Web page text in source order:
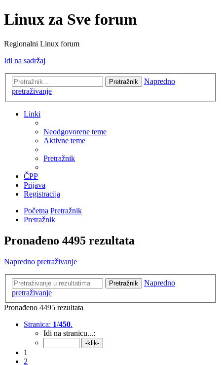
Linux za Sve forum
Regionalni Linux forum
Idi na sadržaj
Pretražnik
Napredno
pretraživanje
Linki
Neodgovorene teme
Aktivne teme
Pretražnik
ČPP
Prijava
Registracija
Početna Pretražnik
Pretražnik
Pronađeno 4495 rezultata
Napredno pretraživanje
Pretražnik
Napredno
pretraživanje
Pronađeno 4495 rezultata
Stranica: 1/450.
Idi na stranicu...:
1
2